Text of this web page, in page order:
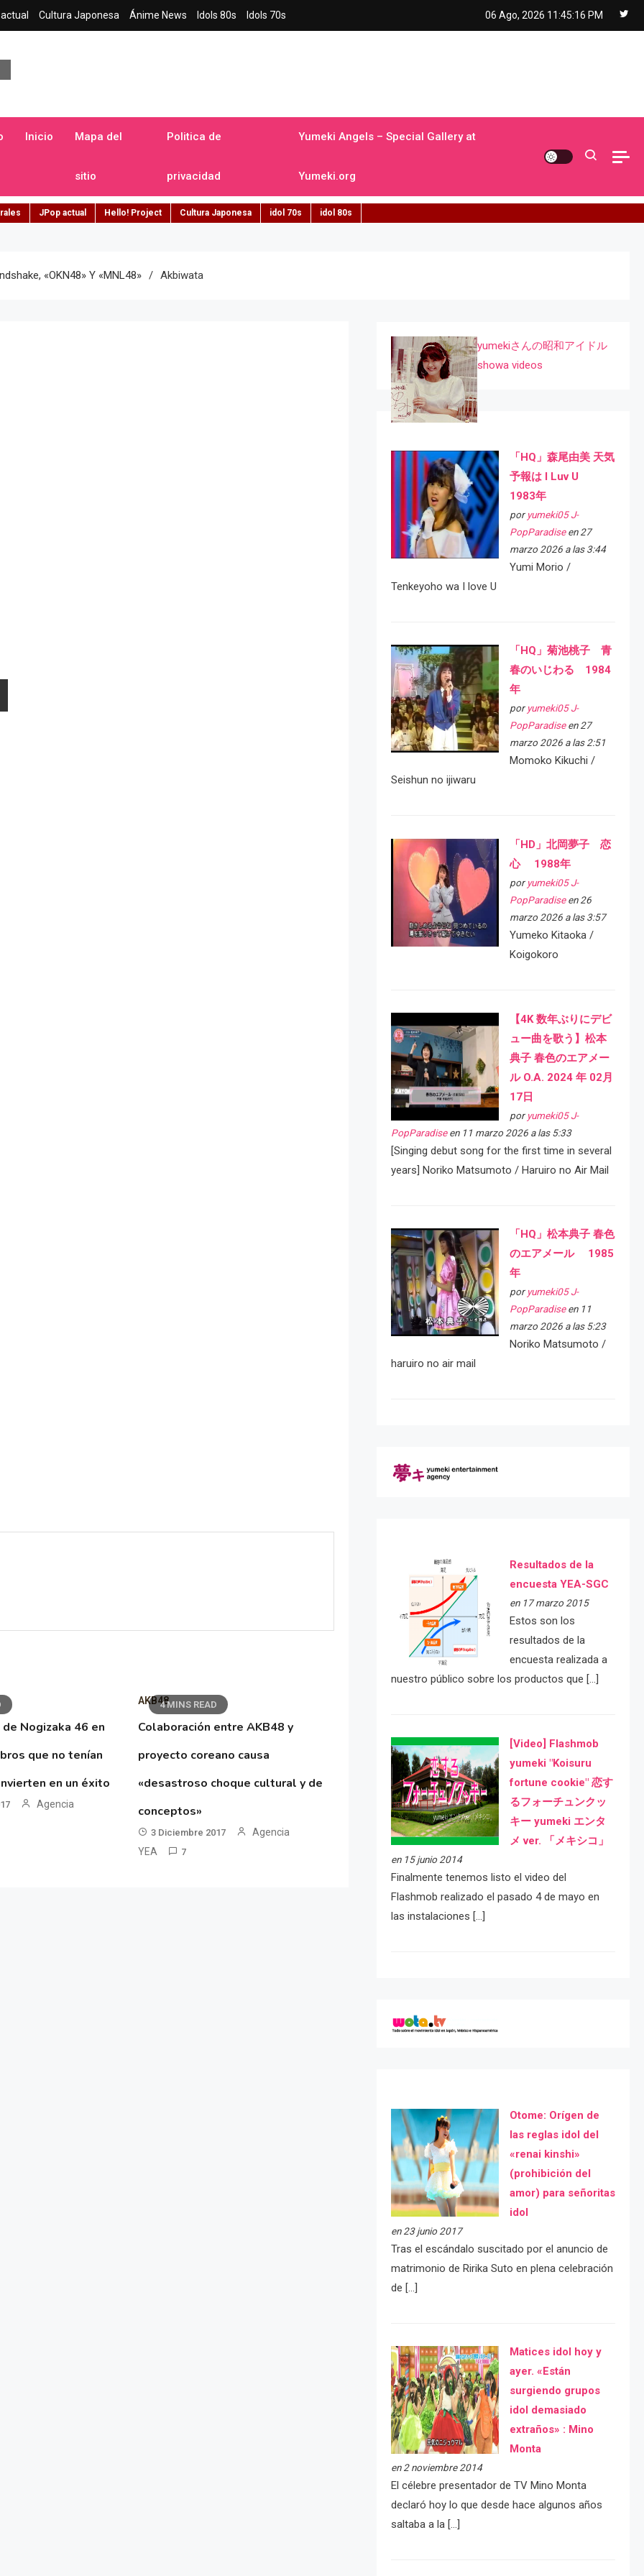
Cultura Japonesa Ánime News Idols 80s Idols 70s 06 Ago, 2026 11:45:17 PM
Inicio Mapa del
sitio
Politica de
privacidad
Yumeki Angels – Special Gallery at
Yumeki.org
JPop actual Hello! Project Cultura Japonesa idol 70s idol 80s
«OKN48» Y «MNL48» Akbiwata
Nogizaka 46 en
que no tenían
en un éxito
Agencia
4 MINS READ
AKB48
Colaboración entre AKB48 y
proyecto coreano causa
«desastroso choque cultural y de
conceptos»
3 Diciembre 2017
Agencia
YEA
7
yumekiさんの昭和アイドル
showa videos
「HQ」森尾由美 天気
予報は I Luv U
1983年
por yumeki05 J-
PopParadiseen 27
marzo 2026 a las 3:44
Yumi Morio /
Tenkeyoho wa I love U
「HQ」菊池桃子 青
春のいじわる 1984
年
por yumeki05 J-
PopParadiseen 27
marzo 2026 a las 2:51
Momoko Kikuchi /
Seishun no ijiwaru
「HD」北岡夢子 恋
心 1988年
por yumeki05 J-
PopParadiseen 26
marzo 2026 a las 3:57
Yumeko Kitaoka /
Koigokoro
【4K 数年ぶりにデビ
ュー曲を歌う】松本
典子 春色のエアメー
ル O.A. 2024 年 02月
17日
por yumeki05 J-
PopParadiseen 11 marzo 2026 a las 5:33
[Singing debut song for the first time in several
years] Noriko Matsumoto / Haruiro no Air Mail
「HQ」松本典子 春色
のエアメール 1985
年
por yumeki05 J-
PopParadiseen 11
marzo 2026 a las 5:23
Noriko Matsumoto /
haruiro no air mail
Resultados de la
encuesta YEA-SGC
en 17 marzo 2015
Estos son los
resultados de la
encuesta realizada a
nuestro público sobre los productos que […]
[Video] Flashmob
yumeki "Koisuru
fortune cookie" 恋す
るフォーチュンクッ
キー yumeki エンタ
メ ver. 「メキシコ」
en 15 junio 2014
Finalmente tenemos listo el video del
Flashmob realizado el pasado 4 de mayo en
las instalaciones […]
Otome: Orígen de
las reglas idol del
«renai kinshi»
(prohibición del
amor) para señoritas
idol
en 23 junio 2017
Tras el escándalo suscitado por el anuncio de
matrimonio de Ririka Suto en plena celebración
de […]
Matices idol hoy y
ayer. «Están
surgiendo grupos
idol demasiado
extraños» : Mino
Monta
en 2 noviembre 2014
El célebre presentador de TV Mino Monta
declaró hoy lo que desde hace algunos años
saltaba a la […]